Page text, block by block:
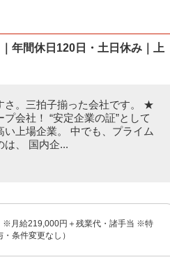
年間休日120日・土日休み｜上
さ。三拍子揃った会社です。 ★
会社！ “安定企業の証”として
上場企業。 中でも、プライム
は、 国内企...
※月給219,000円＋残業代・諸手当 ※特
条件変更なし）